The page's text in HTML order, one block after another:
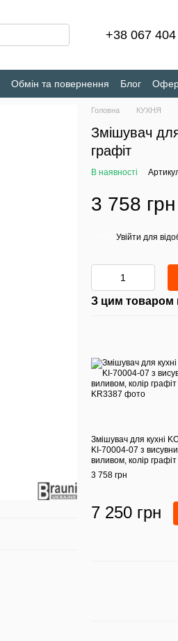
+38 067
Обмін та повернення Блог
Головна КУХНЯ
Змішувач
графіт
В наявності
3 758 грн
Увійти для
З цим товаром
Змішувач для кухні
KI-70004-07 з
виливом, колір графіт
3 758 грн
7 250 грн